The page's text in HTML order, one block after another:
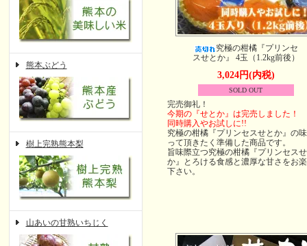
熊本ぶどう
樹上完熟熊本梨
山あいの甘熟いちじく
究極の柑橘『プリンセ
スせとか』 4玉（1.2kg前後）
3,024円(内税)
SOLD OUT
完売御礼！
今期の『せとか』は完売しました！
同時購入やお試しに!!
究極の柑橘『プリンセスせとか』の
って頂きたく準備した商品です。
旨味際立つ究極の柑橘『プリンセス
か』とろける食感と濃厚な甘さをお
下さい。